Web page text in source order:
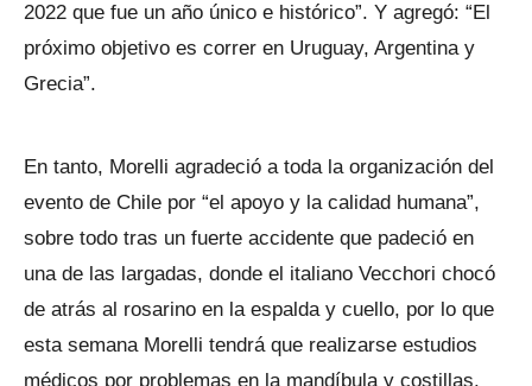
2022 que fue un año único e histórico”. Y agregó: “El
próximo objetivo es correr en Uruguay, Argentina y
Grecia”.
En tanto, Morelli agradeció a toda la organización del
evento de Chile por “el apoyo y la calidad humana”,
sobre todo tras un fuerte accidente que padeció en
una de las largadas, donde el italiano Vecchori chocó
de atrás al rosarino en la espalda y cuello, por lo que
esta semana Morelli tendrá que realizarse estudios
médicos por problemas en la mandíbula y costillas.